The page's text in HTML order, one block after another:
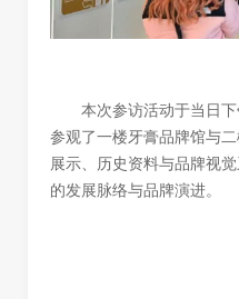
本次参访活动于当日
参观了一楼牙膏品牌馆与
展示、历史资料与品牌视
的发展脉络与品牌演进。